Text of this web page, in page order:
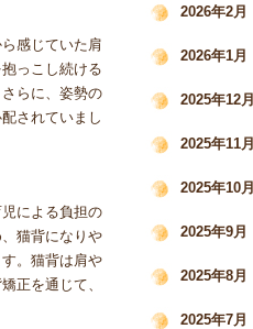
感じていた肩
っこし続ける
らに、姿勢の
されていまし
による負担の
猫背になりや
。猫背は肩や
正を通じて、
2026年2月
2026年1月
2025年12月
2025年11月
2025年10月
2025年9月
2025年8月
2025年7月